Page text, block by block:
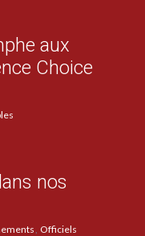
aux
Choice
nos
Officiels